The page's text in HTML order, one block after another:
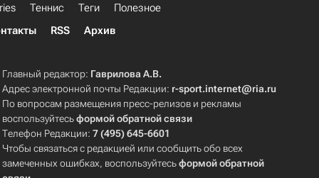
Теннис Теги
Полезное
RSS Архив
Главный редактор: Гаврилова А.В.
Адрес электронной почты Редакции: r-sport.internet@ria.ru
По вопросам размещения пресс-релизов и рекламы
воспользуйтесьформой обратной связи
Телефон Редакции:7 (495) 645-6601
Чтобы связаться с редакцией или сообщить обо всех
замеченных ошибках, воспользуйтесьформой обратной